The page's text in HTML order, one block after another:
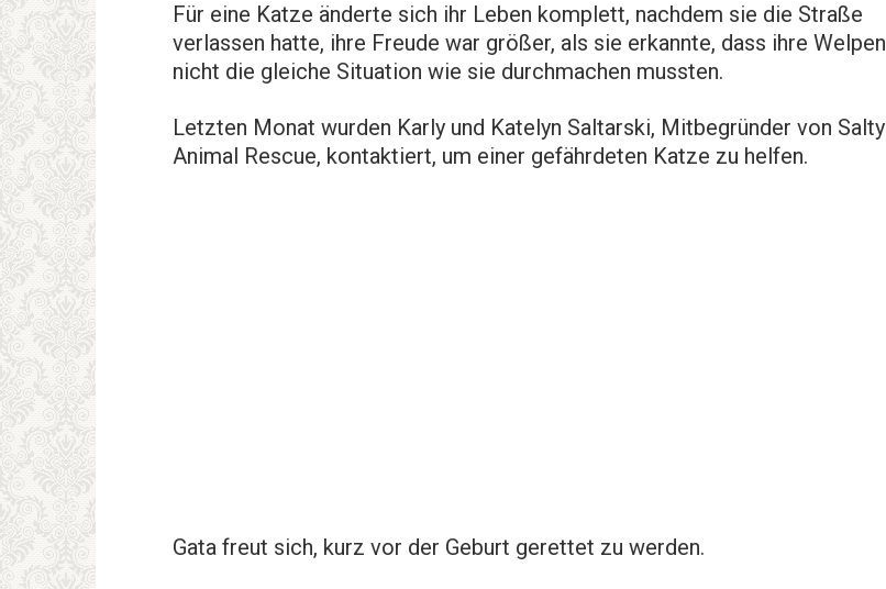
Für eine Katze änderte sich ihr Leben komplett, nachdem sie die Straße
verlassen hatte, ihre Freude war größer, als sie erkannte, dass ihre Welpen
nicht die gleiche Situation wie sie durchmachen mussten.
Letzten Monat wurden Karly und Katelyn Saltarski, Mitbegründer von Salty
Animal Rescue, kontaktiert, um einer gefährdeten Katze zu helfen.
Gata freut sich, kurz vor der Geburt gerettet zu werden.